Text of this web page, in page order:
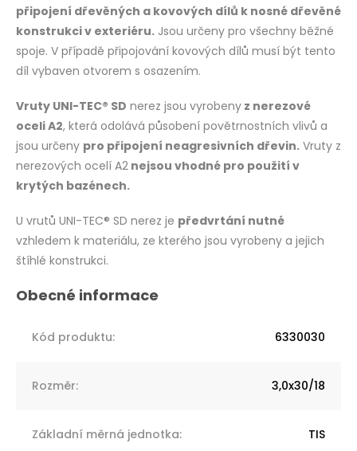
připojení dřevěných a kovových dílů k nosné dřevěné
konstrukci v exteriéru. Jsou určeny pro všechny běžné
spoje. V případě připojování kovových dílů musí být tento
díl vybaven otvorem s osazením.
Vruty UNI-TEC® SD nerez jsou vyrobeny z nerezové
oceli A2, která odolává působení povětrnostních vlivů a
jsou určeny pro připojení neagresivních dřevin. Vruty z
nerezových ocelí A2 nejsou vhodné pro použití v
krytých bazénech.
U vrutů UNI-TEC® SD nerez je předvrtání nutné
vzhledem k materiálu, ze kterého jsou vyrobeny a jejich
štíhlé konstrukci.
Kód produktu: 6330030
Rozměr: 3,0x30/18
Základní měrná jednotka: TIS